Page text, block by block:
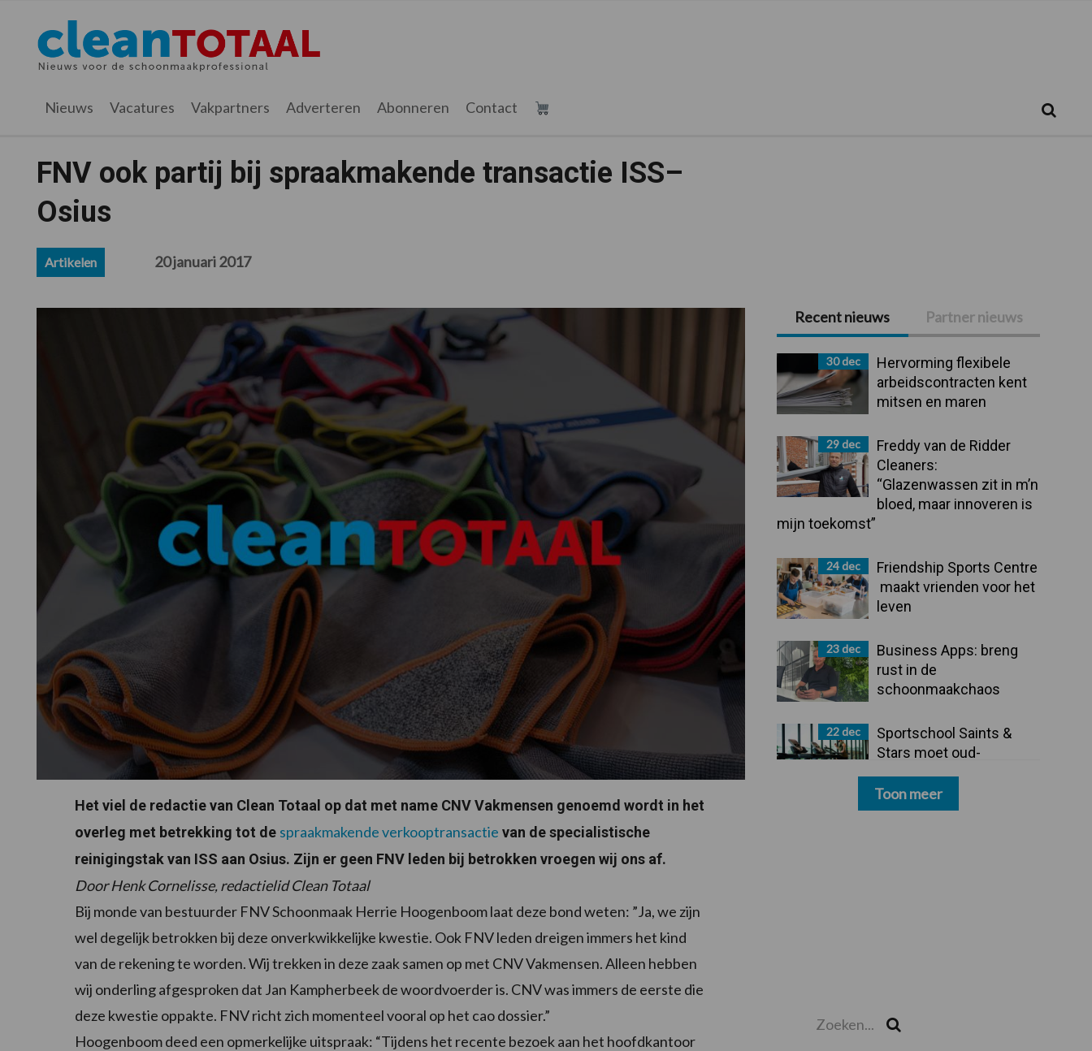
hoofdnavigatie
hoofd
inhoud
eerste
sidebar
voettekst
Cleantotaal.nl
Het
laatste
voor
professionele
Nieuws Vacatures Vakpartners Adverteren Abonneren Contact
FNV ook partij bij spraakmakende transactie ISS–
Osius
Artikelen 20 januari 2017
Het viel de redactie van Clean Totaal op dat met name CNV Vakmensen genoemd wordt in het
overleg met betrekking tot de spraakmakende verkooptransactie van de specialistische
reinigingstak van ISS aan Osius. Zijn er geen FNV leden bij betrokken vroegen wij ons af.
Door Henk Cornelisse, redactielid Clean Totaal
Bij monde van bestuurder FNV Schoonmaak Herrie Hoogenboom laat deze bond weten: ”Ja, we zijn
wel degelijk betrokken bij deze onverkwikkelijke kwestie. Ook FNV leden dreigen immers het kind
van de rekening te worden. Wij trekken in deze zaak samen op met CNV Vakmensen. Alleen hebben
wij onderling afgesproken dat Jan Kampherbeek de woordvoerder is. CNV was immers de eerste die
deze kwestie oppakte. FNV richt zich momenteel vooral op het cao dossier.”
Hoogenboom deed een opmerkelijke uitspraak: “Tijdens het recente bezoek aan het hoofdkantoor
Primaire
Sidebar
Recent nieuws Partner nieuws
30 dec
Hervorming flexibele
arbeidscontracten kent
mitsen en maren
29 dec
Freddy van de Ridder
Cleaners:
“Glazenwassen zit in m’n
bloed, maar innoveren is
mijn toekomst”
24 dec
Friendship Sports Centre
maakt vrienden voor het
leven
23 dec
Business Apps: breng
rust in de
schoonmaakchaos
22 dec
Sportschool Saints &
Stars moet oud-
betalen
Toon meer